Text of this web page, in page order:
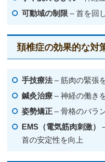
可動域の制限 – 首を回
頚椎症の効果的な対
手技療法– 筋肉の緊張
鍼灸治療 – 神経の働き
姿勢矯正 – 骨格のバラ
EMS（電気筋肉刺激）
首の安定性を向上